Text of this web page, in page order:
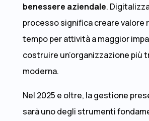
benessere aziendale.
processo significa creare valore
tempo per attività a maggior
costruire un’organizzazione più
moderna.
Nel 2025 e oltre, la gestione
sarà uno degli strumenti